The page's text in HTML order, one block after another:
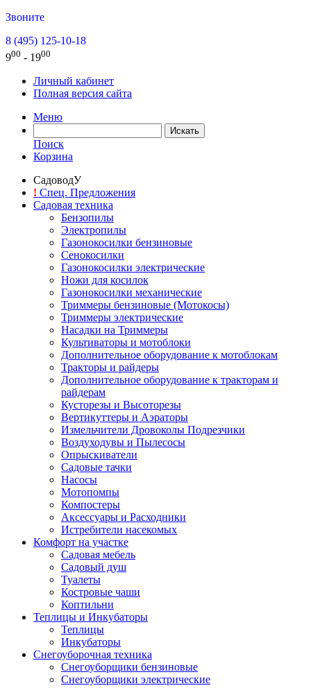
Звоните
8 (495) 125-10-18
900 - 1900
Личный кабинет
Полная версия сайта
Меню
Поиск
Корзина
СадоводУ
! Спец. Предложения
Садовая техника
Бензопилы
Электропилы
Газонокосилки бензиновые
Сенокосилки
Газонокосилки электрические
Ножи для косилок
Газонокосилки механические
Триммеры бензиновые (Мотокосы)
Триммеры электрические
Насадки на Триммеры
Культиваторы и мотоблоки
Дополнительное оборудование к мотоблокам
Тракторы и райдеры
Дополнительное оборудование к тракторам и
райдерам
Кусторезы и Высоторезы
Вертикуттеры и Аэраторы
Измельчители Дровоколы Подрезчики
Воздуходувы и Пылесосы
Опрыскиватели
Садовые тачки
Насосы
Мотопомпы
Компостеры
Аксессуары и Расходники
Истребители насекомых
Комфорт на участке
Садовая мебель
Садовый душ
Туалеты
Костровые чаши
Коптильни
Теплицы и Инкубаторы
Теплицы
Инкубаторы
Снегоуборочная техника
Снегоуборщики бензиновые
Снегоуборщики электрические